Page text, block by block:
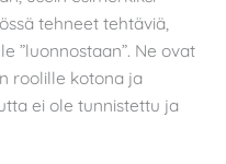
tehneet tehtäviä,
”luonnostaan”. Ne ovat
roolille kotona ja
ei ole tunnistettu ja